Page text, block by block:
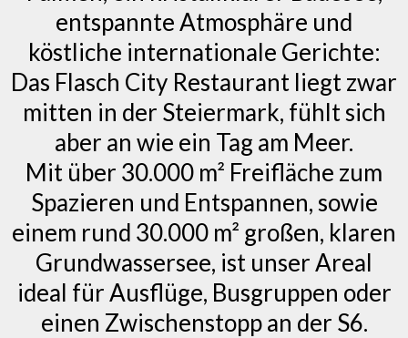
entspannte Atmosphäre und
köstliche internationale Gerichte:
Das Flasch City Restaurant liegt zwar
mitten in der Steiermark, fühlt sich
aber an wie ein Tag am Meer.
Mit über 30.000 m² Freifläche zum
Spazieren und Entspannen, sowie
einem rund 30.000 m² großen, klaren
Grundwassersee, ist unser Areal
ideal für Ausflüge, Busgruppen oder
einen Zwischenstopp an der S6.